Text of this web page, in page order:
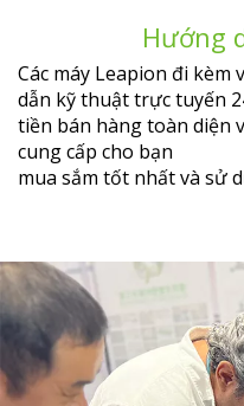
Hướng
Các máy Leapion đi
dẫn kỹ thuật trực tuyến
tiền bán hàng toàn diện
cung cấp cho bạn
mua sắm tốt nhất và sử